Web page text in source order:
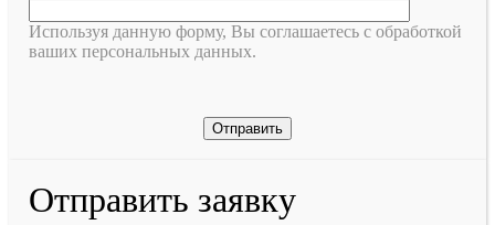
Используя данную форму, Вы соглашаетесь с обработкой
ваших персональных данных.
Отправить заявку